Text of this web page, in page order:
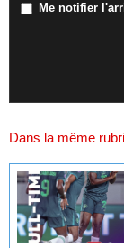
Me notifier
Dans la même